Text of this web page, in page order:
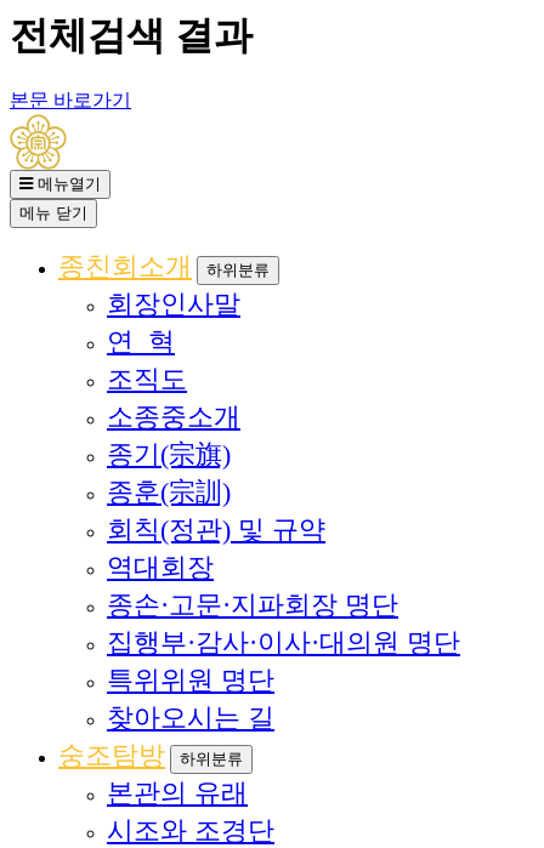
전체검색 결과
본문 바로가기
메뉴열기
메뉴 닫기
종친회소개 하위분류
회장인사말
연 혁
조직도
소종중소개
종기(宗旗)
종훈(宗訓)
회칙(정관) 및 규약
역대회장
종손·고문·지파회장 명단
집행부·감사·이사·대의원 명단
특위위원 명단
찾아오시는 길
숭조탐방
하위분류
본관의 유래
시조와 조경단